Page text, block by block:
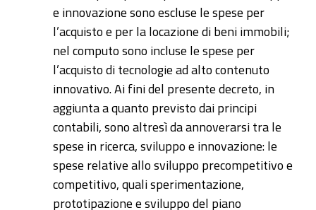
e innovazione sono escluse le spese per
l’acquisto e per la locazione di beni immobili;
nel computo sono incluse le spese per
l’acquisto di tecnologie ad alto contenuto
innovativo. Ai fini del presente decreto, in
aggiunta a quanto previsto dai principi
contabili, sono altresì da annoverarsi tra le
spese in ricerca, sviluppo e innovazione: le
spese relative allo sviluppo precompetitivo e
competitivo, quali sperimentazione,
prototipazione e sviluppo del piano